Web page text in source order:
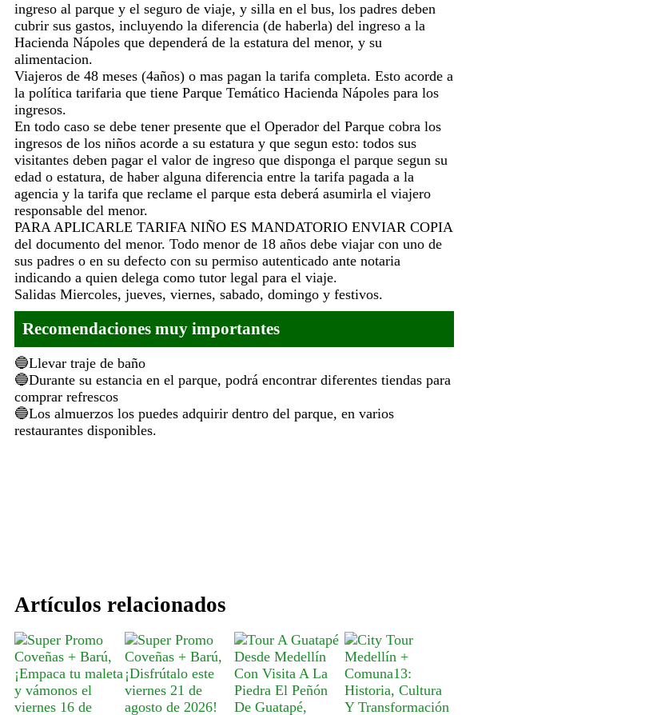
ingreso al parque y el seguro de viaje, y silla en el bus, los padres deben
cubrir sus gastos, incluyendo la diferencia (de haberla) del ingreso a la
Hacienda Nápoles que dependerá de la estatura del menor, y su
alimentacion.
Viajeros de 48 meses (4años) o mas pagan la tarifa completa. Esto acorde a
la política tarifaria que tiene Parque Temático Hacienda Nápoles para los
ingresos.
En todo caso se debe tener presente que el Operador del Parque cobra los
ingresos de los niños acorde a su estatura y que segun esto: todos sus
visitantes deben pagar el valor de ingreso que disponga el parque segun su
edad o estatura, de haber alguna diferencia entre la tarifa pagada a la
agencia y la tarifa que reclame el parque esta deberá asumirla el viajero
responsable del menor.
PARA APLICARLE TARIFA NIÑO ES MANDATORIO ENVIAR COPIA
del documento del menor. Todo menor de 18 años debe viajar con uno de
sus padres o en su defecto con su permiso autenticado ante notaria
indicando a quien delega como tutor legal para el viaje.
Salidas Miercoles, jueves, viernes, sabado, domingo y festivos.
Recomendaciones muy importantes
Llevar traje de baño
Durante su estancia en el parque, podrá encontrar diferentes tiendas para
comprar refrescos
Los almuerzos los puedes adquirir dentro del parque, en varios
restaurantes disponibles.
Artículos relacionados